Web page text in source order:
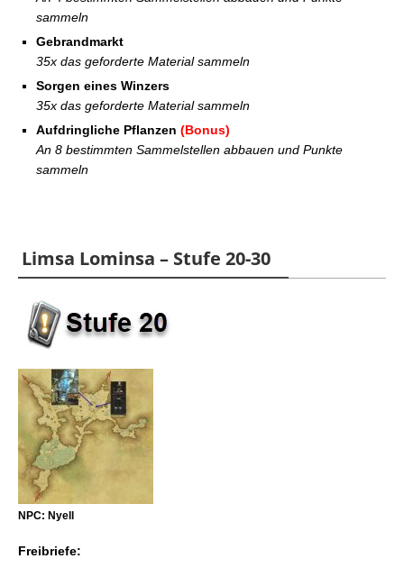
sammeln
Gebrandmarkt
35x das geforderte Material sammeln
Sorgen eines Winzers
35x das geforderte Material sammeln
Aufdringliche Pflanzen (Bonus)
An 8 bestimmten Sammelstellen abbauen und Punkte
sammeln
Limsa Lominsa – Stufe 20-30
NPC: Nyell
Freibriefe: